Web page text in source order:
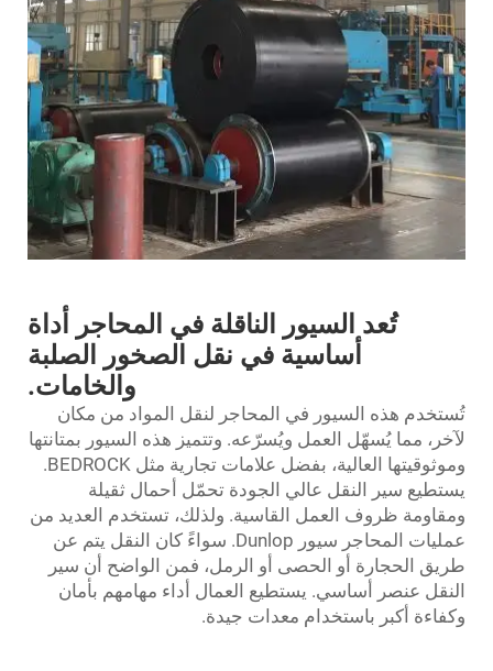
تُعد السيور الناقلة في المحاجر أداة
أساسية في نقل الصخور الصلبة
والخامات.
تُستخدم هذه السيور في المحاجر لنقل المواد من مكان
لآخر، مما يُسهّل العمل ويُسرّعه. وتتميز هذه السيور بمتانتها
وموثوقيتها العالية، بفضل علامات تجارية مثل BEDROCK.
يستطيع سير النقل عالي الجودة تحمّل أحمال ثقيلة
ومقاومة ظروف العمل القاسية. ولذلك، تستخدم العديد من
عمليات المحاجر سيور Dunlop. سواءً كان النقل يتم عن
طريق الحجارة أو الحصى أو الرمل، فمن الواضح أن سير
النقل عنصر أساسي. يستطيع العمال أداء مهامهم بأمان
وكفاءة أكبر باستخدام معدات جيدة.